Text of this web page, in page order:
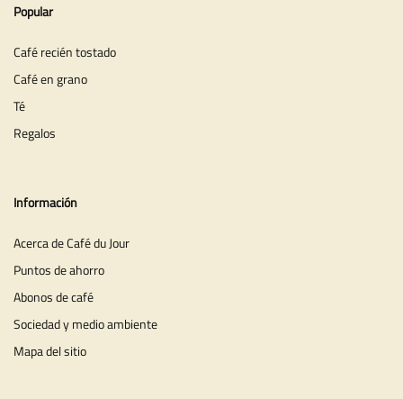
Popular
Café recién tostado
Café en grano
Té
Regalos
Información
Acerca de Café du Jour
Puntos de ahorro
Abonos de café
Sociedad y medio ambiente
Mapa del sitio